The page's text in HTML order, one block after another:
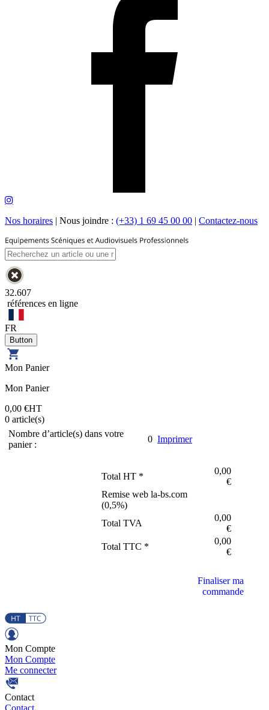
Nos horaires | Nous joindre : (+33) 1 69 45 00 00 | Contactez-nous
32.607
références en ligne
FR
Mon Panier
Mon Panier
0,00 €HT
0 article(s)
Nombre d’article(s) dans votre
panier :
0 Imprimer
Total HT *
0,00
€
Remise web la-bs.com
(0,5%)
Total TVA
0,00
€
Total TTC *
0,00
€
Finaliser ma
commande
Mon Compte
Mon Compte
Me connecter
Contact
Contact